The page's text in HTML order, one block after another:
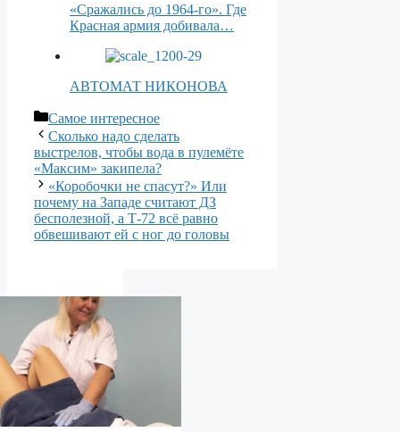
«Сражались до 1964-го». Где
Красная армия добивала…
АВТОМАТ НИКОНОВА
Рубрики
Самое интересное
Сколько надо сделать
выстрелов, чтобы вода в пулемёте
«Максим» закипела?
«Коробочки не спасут?» Или
почему на Западе считают ДЗ
бесполезной, а Т-72 всё равно
обвешивают ей с ног до головы